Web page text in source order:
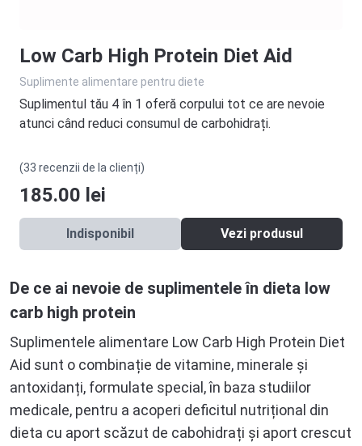
Low Carb High Protein Diet Aid
Suplimente alimentare pentru diete
Suplimentul tău 4 în 1 oferă corpului tot ce are nevoie
atunci când reduci consumul de carbohidrați.
(33 recenzii de la clienți)
185.00 lei
Indisponibil Vezi produsul
De ce ai nevoie de suplimentele în dieta low
carb high protein
Suplimentele alimentare Low Carb High Protein Diet
Aid sunt o combinație de vitamine, minerale și
antoxidanți, formulate special, în baza studiilor
medicale, pentru a acoperi deficitul nutrițional din
dieta cu aport scăzut de cabohidrați și aport crescut